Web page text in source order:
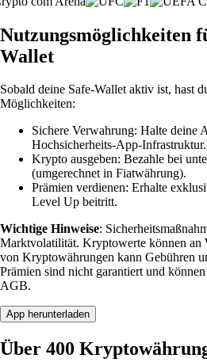
Nutzungsmöglichkeiten
Wallet
Sobald deine Safe-Wallet aktiv ist, hast
Möglichkeiten:
Sichere Verwahrung: Halte deine
Hochsicherheits-App-Infrastruktur.
Krypto ausgeben: Bezahle bei
(umgerechnet in Fiatwährung).
Prämien verdienen: Erhalte
Level Up beitritt.
Wichtige Hinweise:
Marktvolatilität. Kryptowerte können an
von Kryptowährungen kann Gebühren
Prämien sind nicht garantiert und
AGB.
App herunterladen
Über 400